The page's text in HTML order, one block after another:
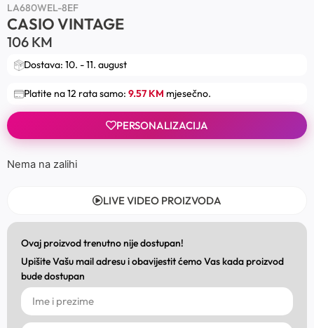
LA680WEL-8EF
CASIO VINTAGE
106 KM
Dostava: 10. - 11. august
Platite na 12 rata samo: 9.57 KM mjesečno.
PERSONALIZACIJA
Nema na zalihi
LIVE VIDEO PROIZVODA
Ovaj proizvod trenutno nije dostupan!
Upišite Vašu mail adresu i obavijestit ćemo Vas kada proizvod
bude dostupan